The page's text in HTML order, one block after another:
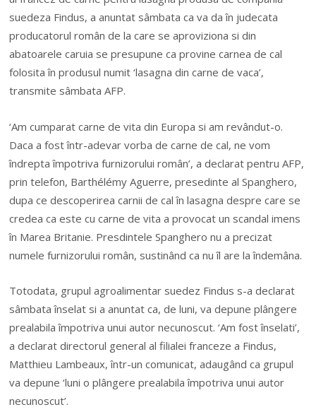
suedeza Findus, a anuntat sâmbata ca va da în judecata
producatorul român de la care se aproviziona si din
abatoarele caruia se presupune ca provine carnea de cal
folosita în produsul numit ‘lasagna din carne de vaca’,
transmite sâmbata AFP.
‘Am cumparat carne de vita din Europa si am revândut-o.
Daca a fost într-adevar vorba de carne de cal, ne vom
îndrepta împotriva furnizorului român’, a declarat pentru AFP,
prin telefon, Barthélémy Aguerre, presedinte al Spanghero,
dupa ce descoperirea carnii de cal în lasagna despre care se
credea ca este cu carne de vita a provocat un scandal imens
în Marea Britanie. Presdintele Spanghero nu a precizat
numele furnizorului român, sustinând ca nu îl are la îndemâna.
Totodata, grupul agroalimentar suedez Findus s-a declarat
sâmbata înselat si a anuntat ca, de luni, va depune plângere
prealabila împotriva unui autor necunoscut. ‘Am fost înselati’,
a declarat directorul general al filialei franceze a Findus,
Matthieu Lambeaux, într-un comunicat, adaugând ca grupul
va depune ‘luni o plângere prealabila împotriva unui autor
necunoscut’.